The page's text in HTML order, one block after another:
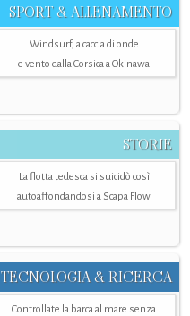
SPORT & ALLENAMENTO
Windsurf, a caccia di onde
e vento dalla Corsica a Okinawa
STORIE
La flotta tedesca si suicidò così
autoaffondandosi a Scapa Flow
TECNOLOGIA & RICERCA
Controllate la barca al mare senza